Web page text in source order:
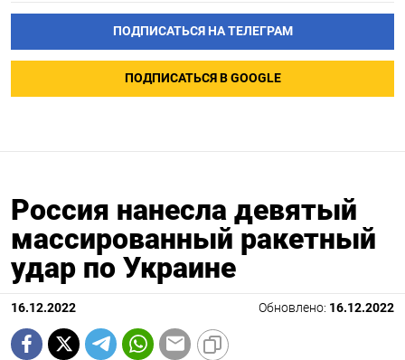
ПОДПИСАТЬСЯ НА ТЕЛЕГРАМ
ПОДПИСАТЬСЯ В GOOGLE
Россия нанесла девятый
массированный ракетный
удар по Украине
16.12.2022 Обновлено: 16.12.2022